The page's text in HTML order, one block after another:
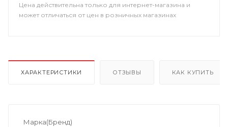
Цена действительна только для интернет-магазина и
может отличаться от цен в розничных магазинах
ХАРАКТЕРИСТИКИ ОТЗЫВЫ КАК КУПИТЬ
Марка(Бренд)